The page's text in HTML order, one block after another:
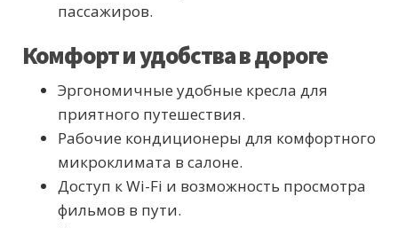
пассажиров.
Комфорт и удобства в дороге
Эргономичные удобные кресла для
приятного путешествия.
Рабочие кондиционеры для комфортного
микроклимата в салоне.
Доступ к Wi-Fi и возможность просмотра
фильмов в пути.